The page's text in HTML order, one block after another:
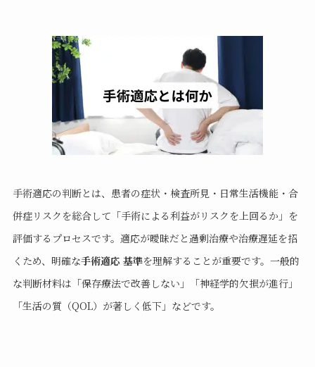
手術適応の判断とは、患者の症状・検査所見・日常生活機能・合
併症リスクを総合して「手術による利益がリスクを上回るか」を
評価するプロセスです。適応が曖昧だと過剰治療や治療遅延を招
くため、明確な手術適応 基準を理解することが重要です。一般的
な判断材料は「保存療法で改善しない」「神経学的欠損が進行」
「生活の質（QOL）が著しく低下」などです。